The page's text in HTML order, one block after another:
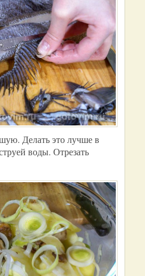
Делать это лучше в
воды. Отрезать